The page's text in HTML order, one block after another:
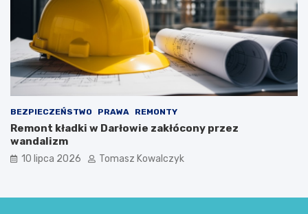
BEZPIECZEŃSTWO PRAWA REMONTY
Remont kładki w Darłowie zakłócony przez
wandalizm
10 lipca 2026 Tomasz Kowalczyk